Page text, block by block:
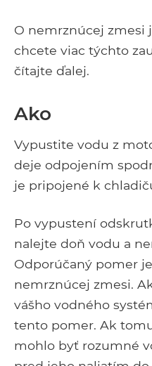
O nemrznúcej zmesi
chcete viac týchto
čítajte ďalej.
Ako
Vypustite vodu z
deje odpojením
je pripojené k
Po vypustení
nalejte doň vodu a
Odporúčaný pomer
nemrznúcej zmesi.
vášho vodného
tento pomer. Ak
mohlo byť rozumné